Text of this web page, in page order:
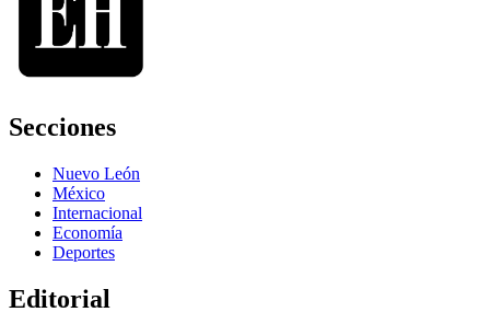
Secciones
Nuevo León
México
Internacional
Economía
Deportes
Editorial